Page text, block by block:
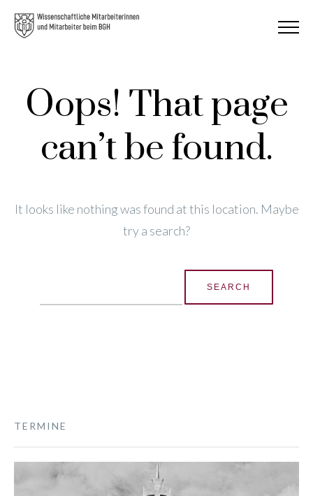
Oops! That page
can’t be found.
It looks like nothing was found at this location. Maybe
try a search?
for:
TERMINE